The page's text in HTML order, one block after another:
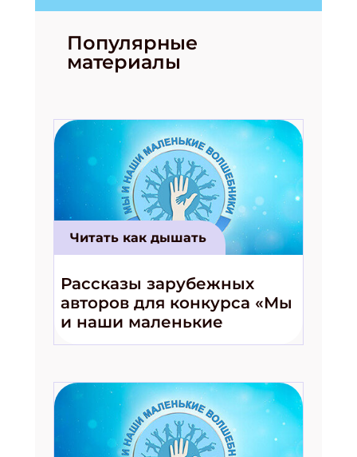
Популярные
материалы
Читать как дышать
Рассказы зарубежных
авторов для конкурса «Мы
и наши маленькие
волшебники!»
Подпишись на рассылку
Получи электронный "Классный журнал" в